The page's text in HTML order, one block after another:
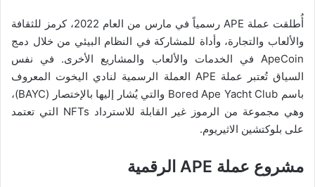
أُطلقت عملة APE رسمياً في مارس من العام 2022، كرمز للثقافة
والألعاب والتجارة، وأداة للمشاركة في النظام البيئي من خلال دمج
ApeCoin في الخدمات والألعاب والمشاريع الأخرى. في نفس
السياق تُعتبر عملة APE العملة الرسمية لنادي اليخوت المعروف
باسم Bored Ape Yacht Club والتي يُشار إليها بالإختصار (BAYC)،
وهي مجموعة من الرموز غير القابلة للاسترداد NFTs التي تعتمد
على بلوكتشين الاثيريوم.
مشروع عملة APE الرقمية